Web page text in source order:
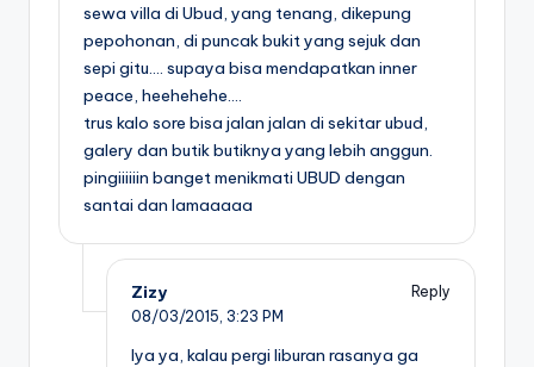
sewa villa di Ubud, yang tenang, dikepung
pepohonan, di puncak bukit yang sejuk dan
sepi gitu…. supaya bisa mendapatkan inner
peace, heehehehe….
trus kalo sore bisa jalan jalan di sekitar ubud,
galery dan butik butiknya yang lebih anggun.
pingiiiiiin banget menikmati UBUD dengan
santai dan lamaaaaa
Zizy
Reply
08/03/2015, 3:23 PM
Iya ya, kalau pergi liburan rasanya ga